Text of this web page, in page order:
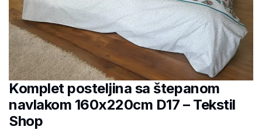
Komplet posteljina sa štepanom
navlakom 160x220cm D17 – Tekstil
Shop